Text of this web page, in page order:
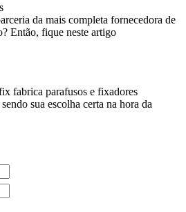
da mais completa fornecedora de
Então, fique neste artigo
fabrica parafusos e fixadores
sua escolha certa na hora da